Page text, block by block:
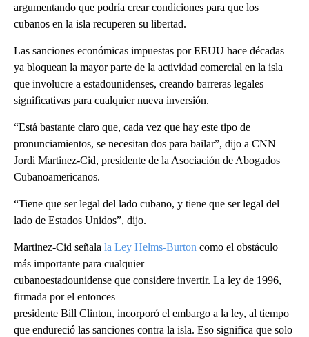
argumentando que podría crear condiciones para que los
cubanos en la isla recuperen su libertad.
Las sanciones económicas impuestas por EEUU hace décadas
ya bloquean la mayor parte de la actividad comercial en la isla
que involucre a estadounidenses, creando barreras legales
significativas para cualquier nueva inversión.
“Está bastante claro que, cada vez que hay este tipo de
pronunciamientos, se necesitan dos para bailar”, dijo a CNN
Jordi Martinez-Cid, presidente de la Asociación de Abogados
Cubanoamericanos.
“Tiene que ser legal del lado cubano, y tiene que ser legal del
lado de Estados Unidos”, dijo.
Martinez-Cid señala la Ley Helms-Burton como el obstáculo
más importante para cualquier
cubanoestadounidense que considere invertir. La ley de 1996,
firmada por el entonces
presidente Bill Clinton, incorporó el embargo a la ley, al tiempo
que endureció las sanciones contra la isla. Eso significa que solo